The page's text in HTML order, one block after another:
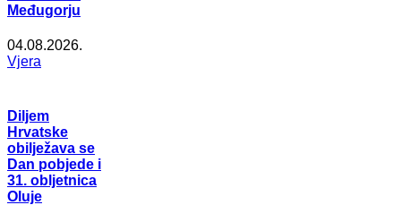
Međugorju
04.08.2026.
Vjera
Diljem
Hrvatske
obilježava se
Dan pobjede i
31. obljetnica
Oluje